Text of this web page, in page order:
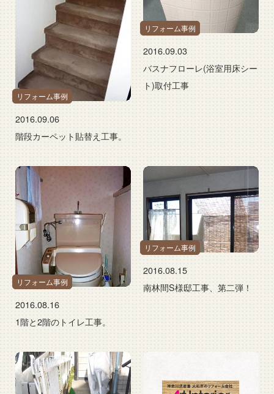
リフォーム事例
2016.09.06
階段カーペット貼替え工事。
リフォーム事例
2016.09.03
バスナフローレ(浴室用床シー
ト)取付工事
リフォーム事例
2016.08.16
1階と2階のトイレ工事。
リフォーム事例
2016.08.15
南林間S様邸工事、第二弾！